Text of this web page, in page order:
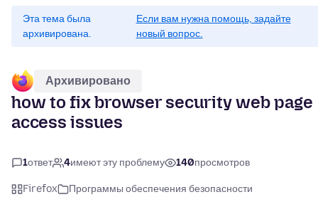
Эта тема была
архивирована.
Если вам нужна помощь, задайте
новый вопрос.
Архивировано
how to fix browser security web page
access issues
1ответ 4имеют эту проблему 140просмотров
Firefox
Программы обеспечения безопасности